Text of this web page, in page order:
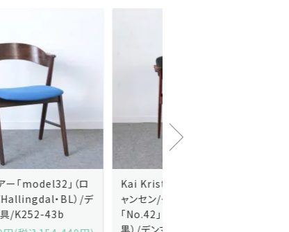
Kai Kristiansenカイ・クリスチ
ャンセン/ダイニングチェアー
「No.42」（ローズウッド・レザー
黒）/デンマーク家具/J252-57j